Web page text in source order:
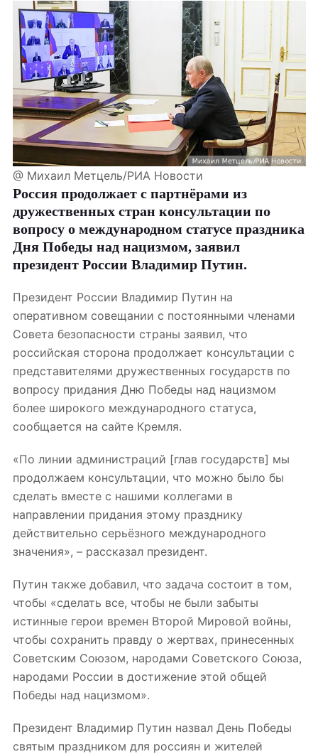
@ Михаил Метцель/РИА Новости
Россия продолжает с партнёрами из
дружественных стран консультации по
вопросу о международном статусе праздника
Дня Победы над нацизмом, заявил
президент России Владимир Путин.
Президент России Владимир Путин на
оперативном совещании с постоянными членами
Совета безопасности страны заявил, что
российская сторона продолжает консультации с
представителями дружественных государств по
вопросу придания Дню Победы над нацизмом
более широкого международного статуса,
сообщается на сайте Кремля.
«По линии администраций [глав государств] мы
продолжаем консультации, что можно было бы
сделать вместе с нашими коллегами в
направлении придания этому празднику
действительно серьёзного международного
значения», – рассказал президент.
Путин также добавил, что задача состоит в том,
чтобы «сделать все, чтобы не были забыты
истинные герои времен Второй Мировой войны,
чтобы сохранить правду о жертвах, принесенных
Советским Союзом, народами Советского Союза,
народами России в достижение этой общей
Победы над нацизмом».
Президент Владимир Путин назвал День Победы
святым праздником для россиян и жителей